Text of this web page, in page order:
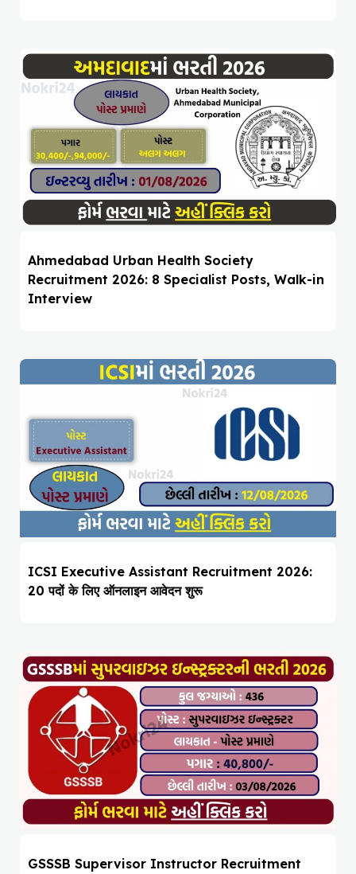
Ahmedabad Urban Health Society
Recruitment 2026: 8 Specialist Posts, Walk-in
Interview
ICSI Executive Assistant Recruitment 2026:
20 पदों के लिए ऑनलाइन आवेदन शुरू
GSSSB Supervisor Instructor Recruitment